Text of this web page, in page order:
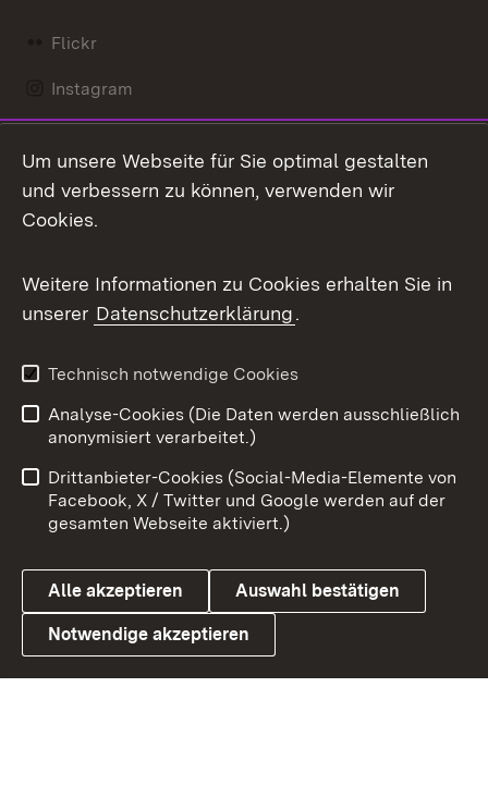
Flickr
Instagram
Mastodon
Messenger
Social Wall
X / Twitter
Youtube
Link zum Landesportal
Benutzungshinweise
Barrierefreiheit
Datenschutz
Cookies
Um unsere Webseite für Sie optimal gestalten
und verbessern zu können, verwenden wir
Cookies.
Weitere Informationen zu Cookies erhalten Sie in
unserer Datenschutzerklärung.
Technisch notwendige Cookies
Analyse-Cookies (Die Daten werden ausschließlich
anonymisiert verarbeitet.)
Drittanbieter-Cookies (Social-Media-Elemente von
Facebook, X / Twitter und Google werden auf der
gesamten Webseite aktiviert.)
Alle akzeptieren Auswahl bestätigen
Notwendige akzeptieren